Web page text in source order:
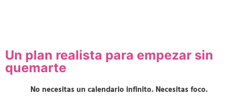
Un plan realista para empezar sin
quemarte
No necesitas un calendario infinito. Necesitas foco.